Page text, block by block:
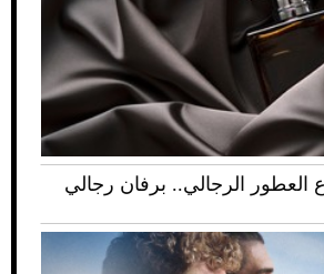
العطور الرجالي.. برفان رجالي